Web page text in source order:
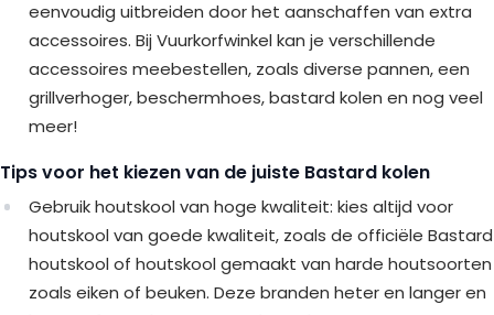
eenvoudig uitbreiden door het aanschaffen van extra
accessoires. Bij Vuurkorfwinkel kan je verschillende
accessoires meebestellen, zoals diverse pannen, een
grillverhoger, beschermhoes, bastard kolen en nog veel
meer!
Tips voor het kiezen van de juiste Bastard kolen
Gebruik houtskool van hoge kwaliteit: kies altijd voor
houtskool van goede kwaliteit, zoals de officiële Bastard
houtskool of houtskool gemaakt van harde houtsoorten
zoals eiken of beuken. Deze branden heter en langer en